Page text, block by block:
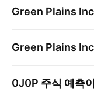
Green Plains
Green Plains
0J0P 주식 예측